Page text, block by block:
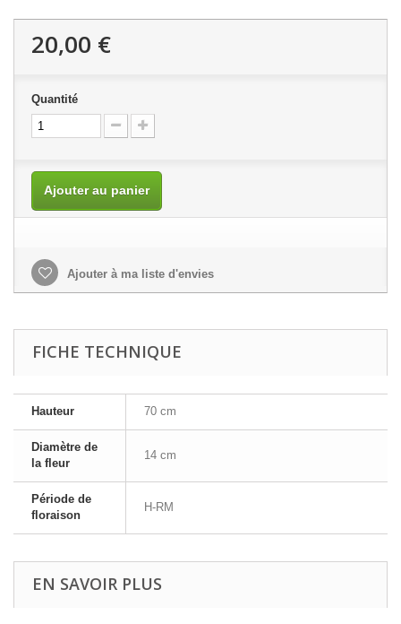
20,00 €
Quantité
Ajouter au panier
Ajouter à ma liste d'envies
FICHE TECHNIQUE
Hauteur 70 cm
Diamètre de
la fleur
14 cm
Période de
floraison
H-RM
EN SAVOIR PLUS